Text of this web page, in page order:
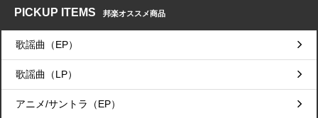
PICKUP ITEMS 邦楽オススメ商品
歌謡曲（EP）
歌謡曲（LP）
アニメ/サントラ（EP）